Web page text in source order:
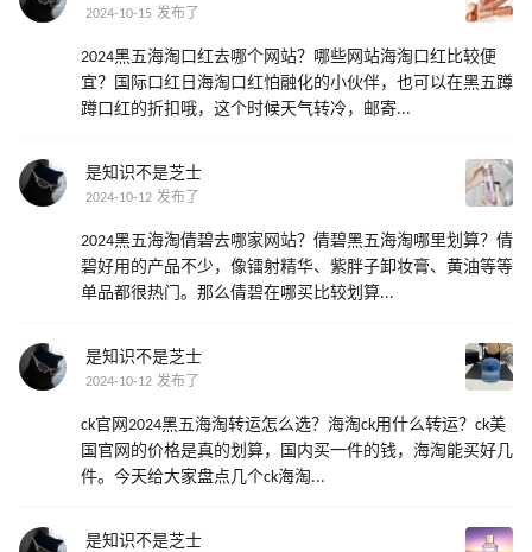
2024-10-15 发布了
2024黑五海淘口红去哪个网站？哪些网站海淘口红比较便
宜？国际口红日海淘口红怕融化的小伙伴，也可以在黑五蹲
蹲口红的折扣哦，这个时候天气转冷，邮寄...
是知识不是芝士
2024-10-12 发布了
2024黑五海淘倩碧去哪家网站？倩碧黑五海淘哪里划算？倩
碧好用的产品不少，像镭射精华、紫胖子卸妆膏、黄油等等
单品都很热门。那么倩碧在哪买比较划算...
是知识不是芝士
2024-10-12 发布了
ck官网2024黑五海淘转运怎么选？海淘ck用什么转运？ck美
国官网的价格是真的划算，国内买一件的钱，海淘能买好几
件。今天给大家盘点几个ck海淘...
是知识不是芝士